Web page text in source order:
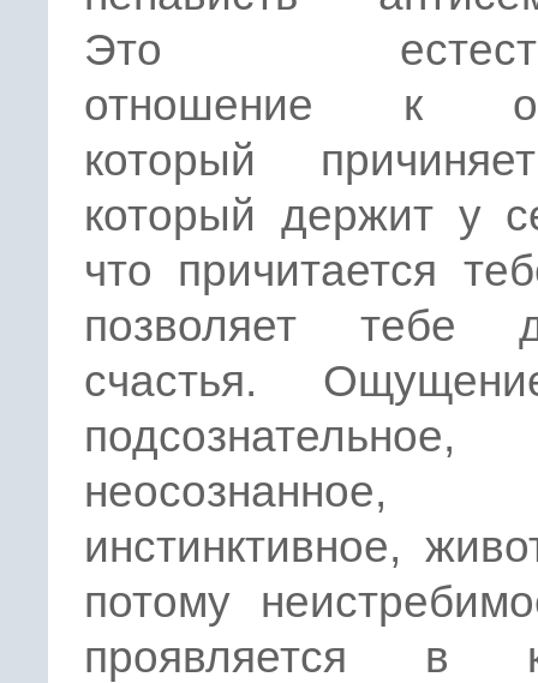
Это
отношение к
который
который держит у
что причитается
позволяет тебе
счастья.
подсознательное,
неосознанное,
инстинктивное,
потому
проявляется в